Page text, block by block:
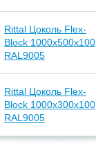
Rittal Цоколь Flex-
Block 1000x500x100
RAL9005
Rittal Цоколь Flex-
Block 1000x300x100
RAL9005